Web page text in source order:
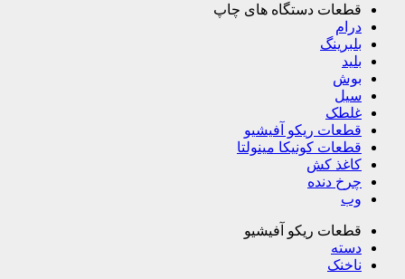
قطعات دستگاه های چاپ
درام
بلبرینگ
بلید
بوش
سیل
غلطک
قطعات ریکو آفیشیو
قطعات کونیکا مینولتا
کاغذ کش
چرخ دنده
وب
قطعات ریکو آفیشیو
دسته
ناخنک